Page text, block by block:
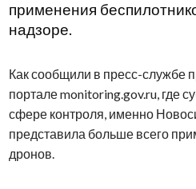
применения
надзоре.
Как сообщили в пресс-службе
портале monitoring.gov.ru, где
сфере контроля, именно
представила больше всего
дронов.